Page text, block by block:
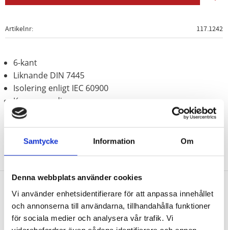
Samtycke Information Om
Denna webbplats använder cookies
Vi använder enhetsidentifierare för att anpassa innehållet
och annonserna till användarna, tillhandahålla funktioner
för sociala medier och analysera vår trafik. Vi
Artikelnr 117.1242
6-kant
Liknande DIN 7445
Isolering enligt IEC 60900
Krom vanadium
Nyhetsbrev